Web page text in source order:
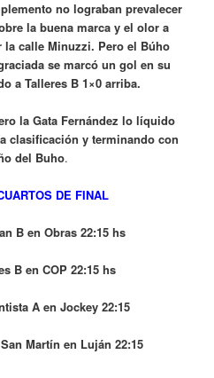
no lograban prevalecer
la buena marca y el olor a
la calle Minuzzi. Pero el Búho
se marcó un gol en su
a Talleres B 1×0 arriba.
la Gata Fernández lo líquido
clasificación y terminando con
del Buho.
DE FINAL
B en Obras 22:15 hs
B en COP 22:15 hs
A en Jockey 22:15
Martín en Luján 22:15